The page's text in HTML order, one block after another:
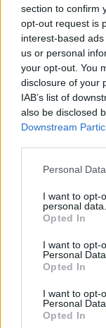
section to confirm
opt-out request is
interest-based
us or personal
your opt-out. You
disclosure of your
IAB’s list of
also be disclosed
Downstream
Please note that
not limited to your
grant or deny
use your data for
consent section.
Personal
I want to opt-
personal data.
Opted In
I want to opt-
Personal Data.
Opted In
I want to opt-
Personal
Opted In
Continua
ASSICURAZIONI